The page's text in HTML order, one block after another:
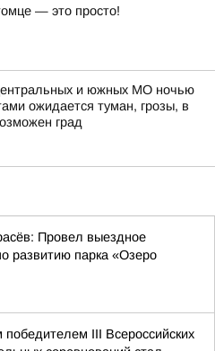
— это просто!
и южных МО ночью
ожидается туман, грозы, в
град
Провел выездное
развитию парка «Озеро
III Всероссийских